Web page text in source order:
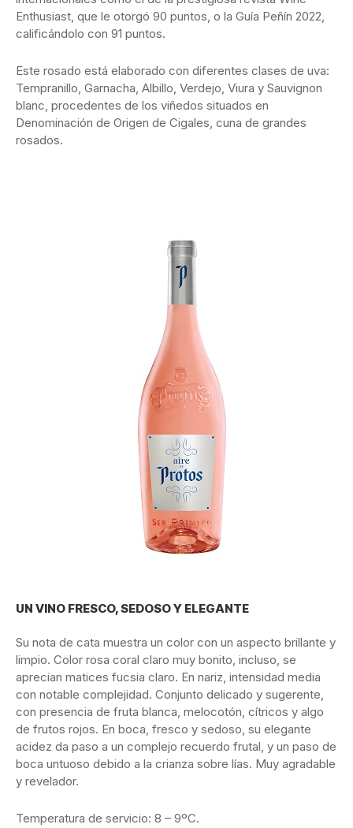
Enthusiast, que le otorgó 90 puntos, o la Guía Peñín 2022,
calificándolo con 91 puntos.
Este rosado está elaborado con diferentes clases de uva:
Tempranillo, Garnacha, Albillo, Verdejo, Viura y Sauvignon
blanc, procedentes de los viñedos situados en
Denominación de Origen de Cigales, cuna de grandes
rosados.
UN VINO FRESCO, SEDOSO Y ELEGANTE
Su nota de cata muestra un color con un aspecto brillante y
limpio. Color rosa coral claro muy bonito, incluso, se
aprecian matices fucsia claro. En nariz, intensidad media
con notable complejidad. Conjunto delicado y sugerente,
con presencia de fruta blanca, melocotón, cítricos y algo
de frutos rojos. En boca, fresco y sedoso, su elegante
acidez da paso a un complejo recuerdo frutal, y un paso de
boca untuoso debido a la crianza sobre lías. Muy agradable
y revelador.
Temperatura de servicio: 8 – 9ºC.